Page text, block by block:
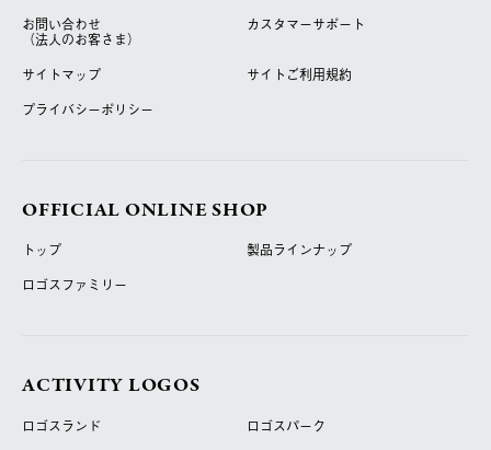
お問い合わせ
（法人のお客さま）
カスタマーサポート
サイトマップ
サイトご利用規約
プライバシーポリシー
OFFICIAL ONLINE SHOP
トップ
製品ラインナップ
ロゴスファミリー
ACTIVITY LOGOS
ロゴスランド
ロゴスパーク